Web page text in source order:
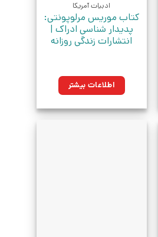
ادبیات آمریکا
کتاب موریس مرلوپونتی:
پدیدار شناسی ادراک |
انتشارات زندگی روزانه
اطلاعات بیشتر